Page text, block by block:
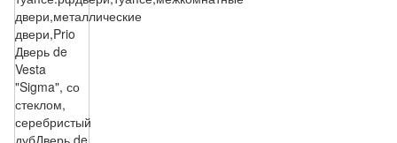
двери,металлические
двери,Prio
Дверь de
Vesta
"Sigma", со
стеклом,
серебристый
дубДверь de